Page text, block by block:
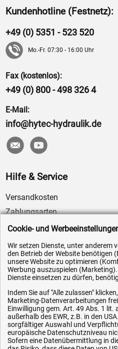
Kundenhotline (Festnetz):
+49 (0) 5351 - 523 520
Mo.-Fr. 07:30 - 16:00 Uhr
Fax (kostenlos):
+49 (0) 800 - 498 326 4
E-Mail:
info@hytec-hydraulik.de
Hilfe & Service
Versandkosten
Zahlungsarten
Service
AGB / Widerrufsrecht
Datenschutz
Impressum
OEM-Ersatzteile
Technik-Hilfe
Downloads
Kontakt
Cookie- und
Wir setzen Dienste, unter anderem
den Betrieb der Website benötigen
unsere Website zu optimieren
Werbung auszuspielen
Dienste einsetzen zu dürfen,
Indem Sie auf "Alle zulassen"
Marketing-Datenverarbeitungen
Einwilligung gem. Art. 49 Abs. 1 lit.
außerhalb des EWR, z.B. in den
sorgfältiger Auswahl und
europäische Datenschutzniveau
Sofern eine Datenübermittlung in